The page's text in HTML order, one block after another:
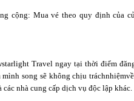
cộng: Mua vé theo quy định của
Travel ngay tại thời điểm
song sẽ không chịu
nhà cung cấp dịch vụ độc lập khác.